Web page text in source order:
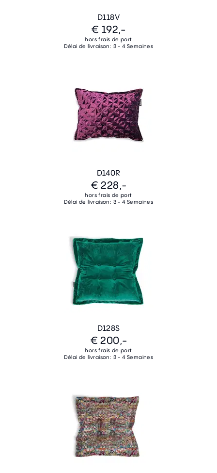
D118V
€ 192,-
hors frais de port
Délai de livraison: 3 - 4 Semaines
D140R
€ 228,-
hors frais de port
Délai de livraison: 3 - 4 Semaines
D128S
€ 200,-
hors frais de port
Délai de livraison: 3 - 4 Semaines